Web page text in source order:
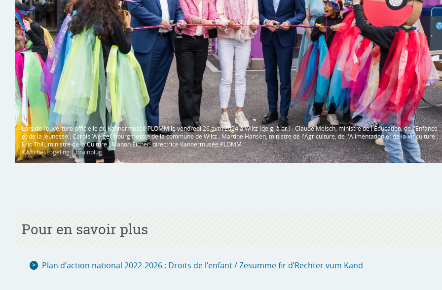
Lors de l’ouverture officielle du Kannermusée PLOMM le vendredi 26 avril 2024 à Wiltz (de g. à dr.) : Claude Meisch, ministre de l'Éducation, de l'Enfance
et de la Jeunesse ; Carole Weigel, bourgmestre de la commune de Wiltz ; Martine Hansen, ministre de l'Agriculture, de l'Alimentation et de la Viticulture ;
Eric Thill, ministre de la Culture ; Manon Eicher, directrice Kannermusée PLOMM
©Michel Logeling | brainplug
Pour en savoir plus
Plan d’action national 2022-2026 : Droits de l’enfant / Zesumme fir d’Rechter vum Kand